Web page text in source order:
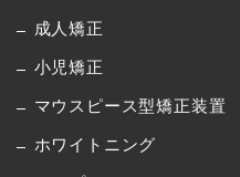
成人矯正
小児矯正
マウスピース型矯正装置
ホワイトニング